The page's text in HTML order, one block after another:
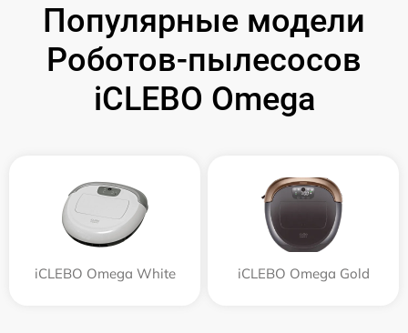
Популярные модели
Роботов-пылесосов
iCLEBO Omega
iCLEBO Omega White iCLEBO Omega Gold